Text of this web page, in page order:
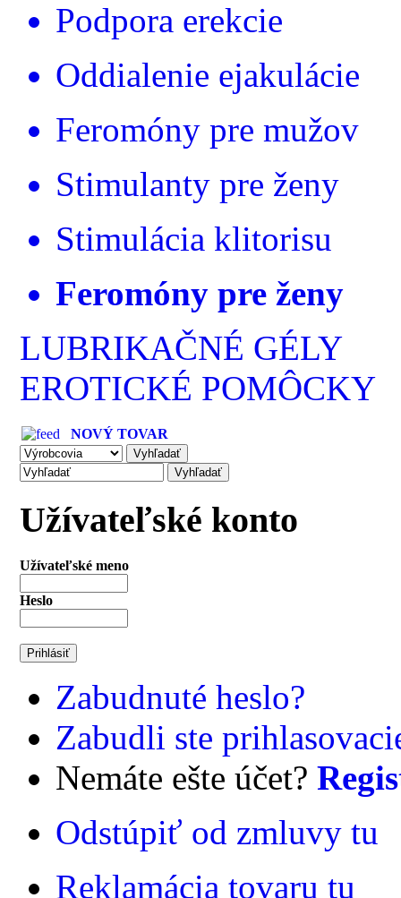
Podpora erekcie
Oddialenie ejakulácie
Feromóny pre mužov
Stimulanty pre ženy
Stimulácia klitorisu
Feromóny pre ženy
LUBRIKAČNÉ GÉLY
EROTICKÉ POMÔCKY
NOVÝ TOVAR
Užívateľské konto
Užívateľské meno
Heslo
Zabudnuté heslo?
Zabudli ste
Nemáte ešte účet?
Odstúpiť od zmluvy tu
Reklamácia tovaru tu